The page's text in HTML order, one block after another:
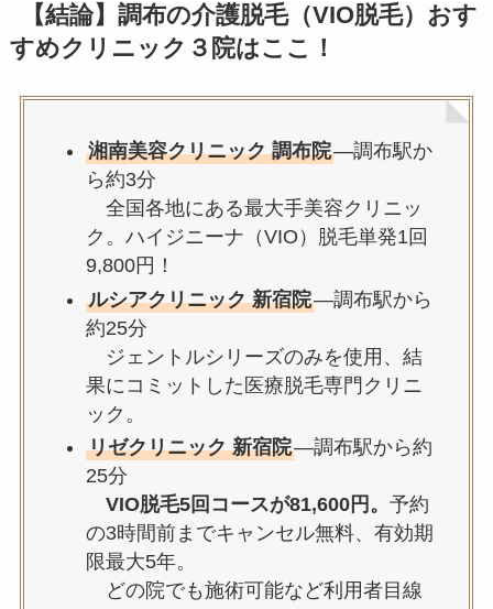
【結論】調布の介護脱毛（VIO脱毛）おす
すめクリニック３院はここ！
湘南美容クリニック 調布院—調布駅か
ら約3分
全国各地にある最大手美容クリニッ
ク。ハイジニーナ（VIO）脱毛単発1回
9,800円！
ルシアクリニック 新宿院—調布駅から
約25分
ジェントルシリーズのみを使用、結
果にコミットした医療脱毛専門クリニ
ック。
リゼクリニック 新宿院—調布駅から約
25分
VIO脱毛5回コースが81,600円。 予約
の3時間前までキャンセル無料、有効期
限最大5年。
どの院でも施術可能など利用者目線